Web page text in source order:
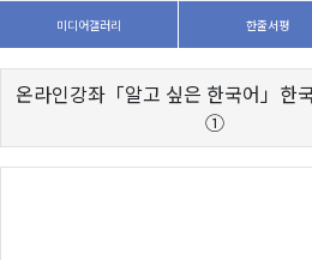
미디어갤러리 한줄서평
온라인강좌「알고 싶은 한국어」한
①